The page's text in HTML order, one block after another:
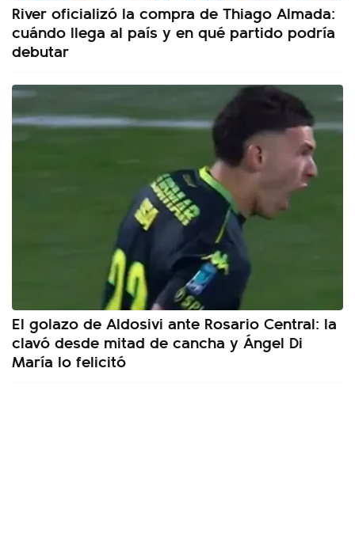
River oficializó la compra de Thiago Almada:
cuándo llega al país y en qué partido podría
debutar
El golazo de Aldosivi ante Rosario Central: la
clavó desde mitad de cancha y Ángel Di
María lo felicitó